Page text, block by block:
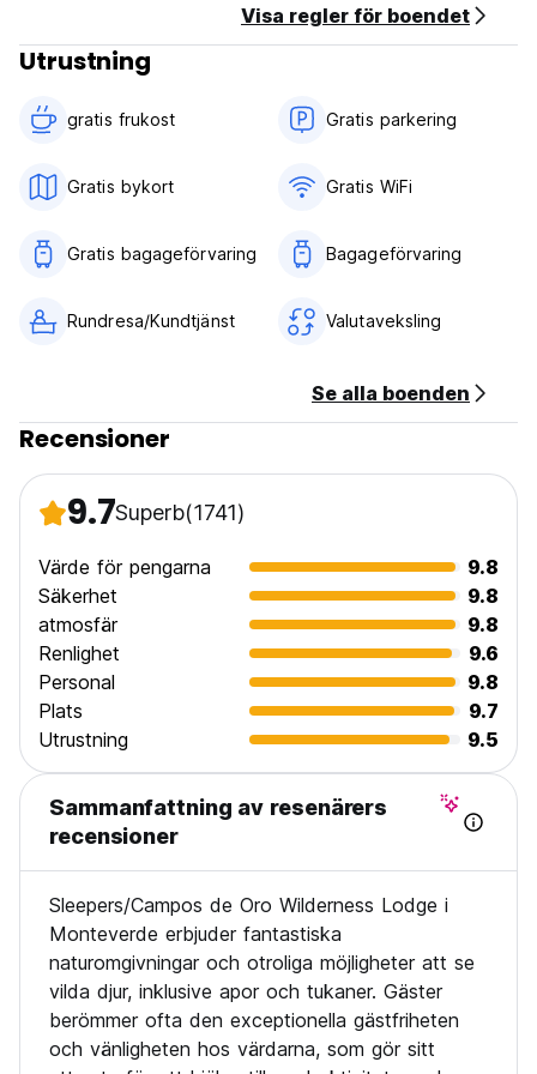
Visa regler för boendet
Utrustning
gratis frukost‎ Gratis parkering
Gratis bykort Gratis WiFi
Gratis bagageförvaring Bagageförvaring
Rundresa/Kundtjänst Valutaveksling
Se alla boenden
Recensioner
9.7Superb(1741)
Värde för pengarna
9.8
Säkerhet
9.8
atmosfär
9.8
Renlighet
9.6
Personal
9.8
Plats
9.7
Utrustning
9.5
Sammanfattning av resenärers
recensioner
Sleepers/Campos de Oro Wilderness Lodge i
Monteverde erbjuder fantastiska
naturomgivningar och otroliga möjligheter att se
vilda djur, inklusive apor och tukaner. Gäster
berömmer ofta den exceptionella gästfriheten
och vänligheten hos värdarna, som gör sitt